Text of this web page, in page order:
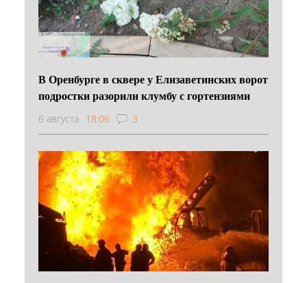
В Оренбурге в сквере у Елизаветинских ворот
подростки разорили клумбу с гортензиями
6 августа 18:06 3